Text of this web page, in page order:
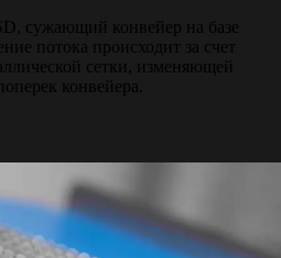
сужающий конвейер на базе
потока происходит за счет
сетки, изменяющей
конвейера.